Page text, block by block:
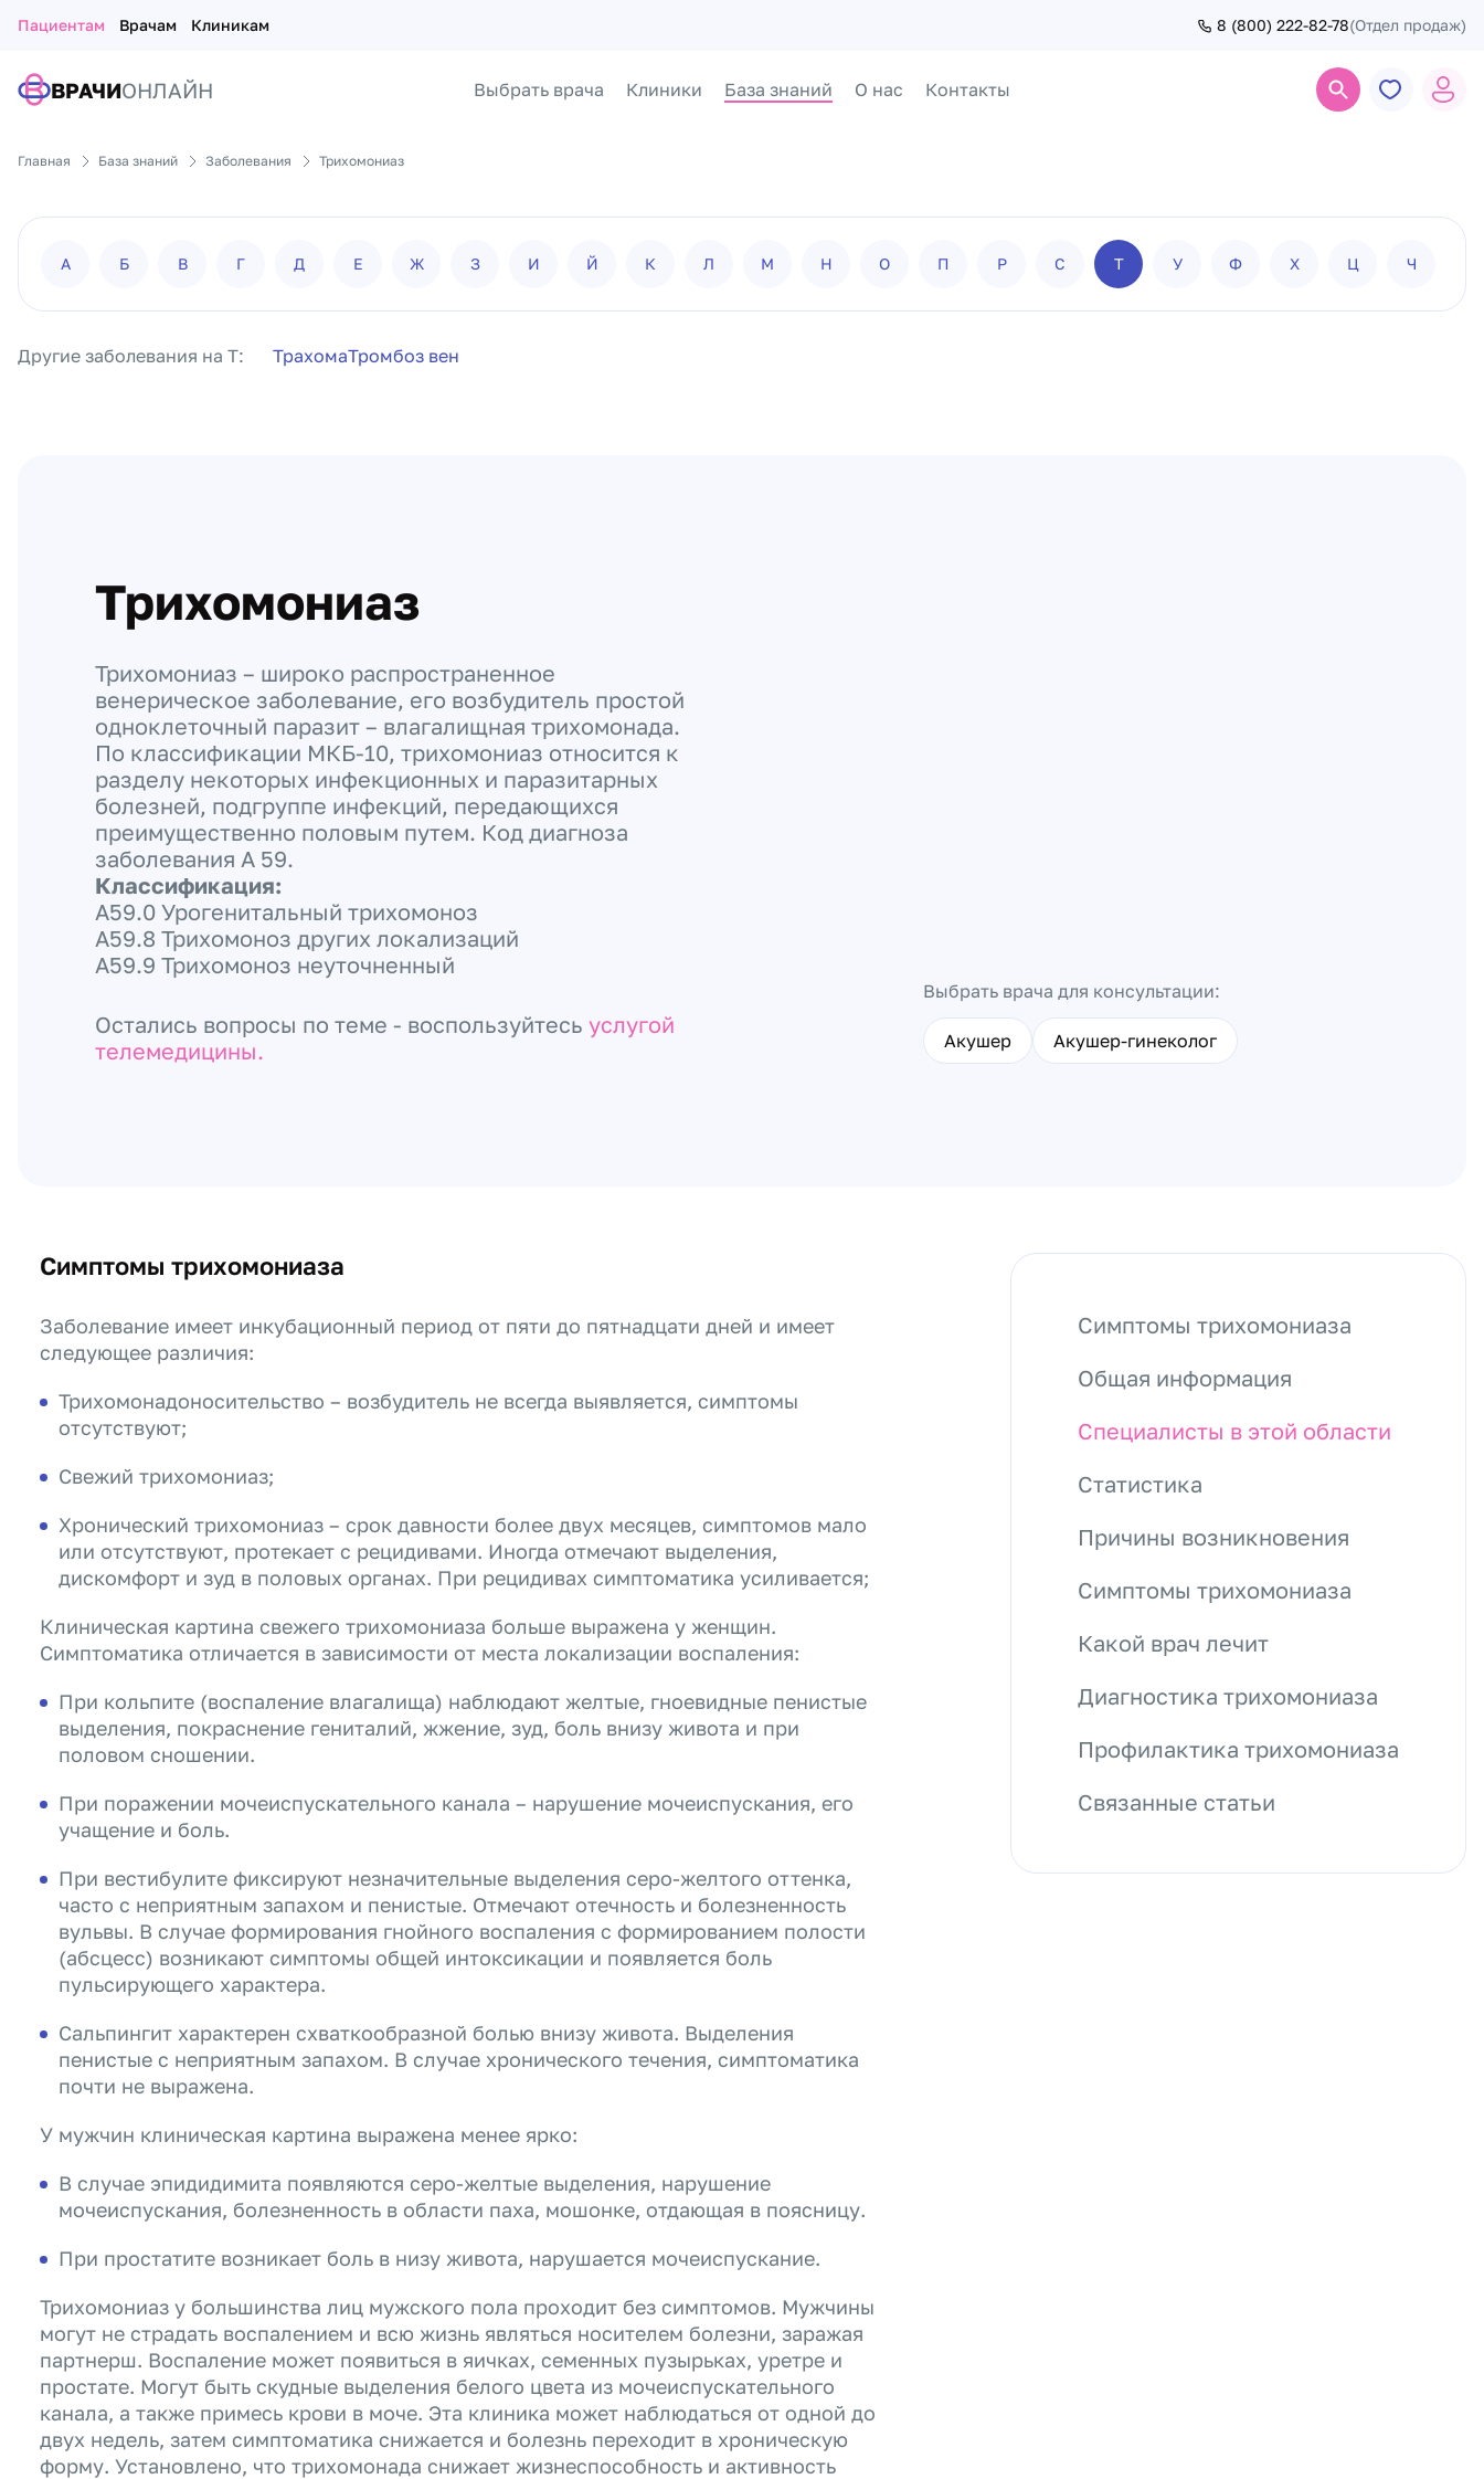
Пациентам Врачам Клиникам 8 (800) 222-82-78(Отдел продаж)
ВРАЧИОНЛАЙН Выбрать врача Клиники База знаний О нас Контакты
Главная База знаний Заболевания Трихомониаз
А Б В Г Д Е Ж З И Й К Л М Н О П Р С Т У Ф Х Ц Ч
Другие заболевания на Т: ТрахомаТромбоз вен
Трихомониаз
Трихомониаз – широко распространенное
венерическое заболевание, его возбудитель простой
одноклеточный паразит – влагалищная трихомонада.
По классификации МКБ-10, трихомониаз относится к
разделу некоторых инфекционных и паразитарных
болезней, подгруппе инфекций, передающихся
преимущественно половым путем. Код диагноза
заболевания А 59.
Классификация:
А59.0 Урогенитальный трихомоноз
А59.8 Трихомоноз других локализаций
A59.9 Трихомоноз неуточненный
Остались вопросы по теме - воспользуйтесь услугой
телемедицины.
Выбрать врача для консультации:
Акушер Акушер-гинеколог
Симптомы трихомониаза
Заболевание имеет инкубационный период от пяти до пятнадцати дней и имеет
следующее различия:
Трихомонадоносительство – возбудитель не всегда выявляется, симптомы
отсутствуют;
Свежий трихомониаз;
Хронический трихомониаз – срок давности более двух месяцев, симптомов мало
или отсутствуют, протекает с рецидивами. Иногда отмечают выделения,
дискомфорт и зуд в половых органах. При рецидивах симптоматика усиливается;
Клиническая картина свежего трихомониаза больше выражена у женщин.
Симптоматика отличается в зависимости от места локализации воспаления:
При кольпите (воспаление влагалища) наблюдают желтые, гноевидные пенистые
выделения, покраснение гениталий, жжение, зуд, боль внизу живота и при
половом сношении.
При поражении мочеиспускательного канала – нарушение мочеиспускания, его
учащение и боль.
При вестибулите фиксируют незначительные выделения серо-желтого оттенка,
часто с неприятным запахом и пенистые. Отмечают отечность и болезненность
вульвы. В случае формирования гнойного воспаления с формированием полости
(абсцесс) возникают симптомы общей интоксикации и появляется боль
пульсирующего характера.
Сальпингит характерен схваткообразной болью внизу живота. Выделения
пенистые с неприятным запахом. В случае хронического течения, симптоматика
почти не выражена.
У мужчин клиническая картина выражена менее ярко:
В случае эпидидимита появляются серо-желтые выделения, нарушение
мочеиспускания, болезненность в области паха, мошонке, отдающая в поясницу.
При простатите возникает боль в низу живота, нарушается мочеиспускание.
Трихомониаз у большинства лиц мужского пола проходит без симптомов. Мужчины
могут не страдать воспалением и всю жизнь являться носителем болезни, заражая
партнерш. Воспаление может появиться в яичках, семенных пузырьках, уретре и
простате. Могут быть скудные выделения белого цвета из мочеиспускательного
канала, а также примесь крови в моче. Эта клиника может наблюдаться от одной до
двух недель, затем симптоматика снижается и болезнь переходит в хроническую
форму. Установлено, что трихомонада снижает жизнеспособность и активность
Симптомы трихомониаза
Общая информация
Специалисты в этой области
Статистика
Причины возникновения
Симптомы трихомониаза
Какой врач лечит
Диагностика трихомониаза
Профилактика трихомониаза
Связанные статьи